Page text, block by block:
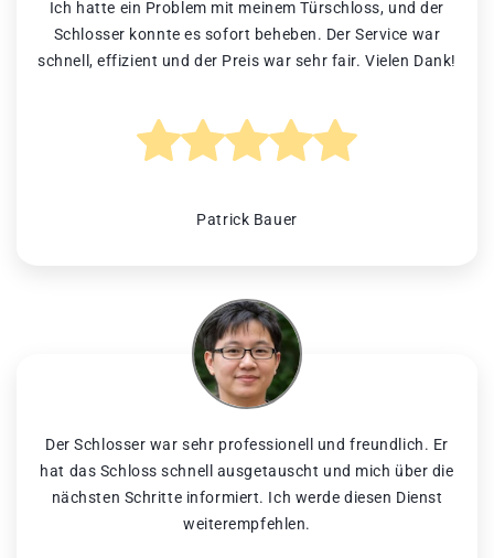
Ich hatte ein Problem mit meinem Türschloss, und der
Schlosser konnte es sofort beheben. Der Service war
schnell, effizient und der Preis war sehr fair. Vielen Dank!
Patrick Bauer
Der Schlosser war sehr professionell und freundlich. Er
hat das Schloss schnell ausgetauscht und mich über die
nächsten Schritte informiert. Ich werde diesen Dienst
weiterempfehlen.